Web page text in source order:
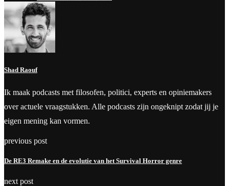
Shad Raouf
Ik maak podcasts met filosofen, politici, experts en opiniemakers
over actuele vraagstukken. Alle podcasts zijn ongeknipt zodat jij je
eigen mening kan vormen.
previous post
De RE3 Remake en de evolutie van het Survival Horror genre
next post